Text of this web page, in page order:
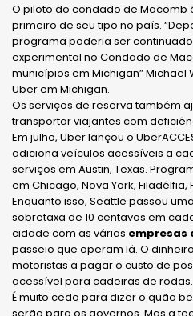
O piloto do condado de Macomb
primeiro de seu tipo no país.
programa poderia ser
experimental no Condado de
municípios em Michigan” Michael
Uber em Michigan.
Os serviços de reserva também
transportar viajantes com
Em julho, Uber lançou o
adiciona veículos acessíveis a
serviços em Austin, Texas.
em Chicago, Nova York, Filadélfia,
Enquanto isso, Seattle passou
sobretaxa de 10 centavos em
cidade com as várias empresas
passeio que operam lá. O
motoristas a pagar o custo de
acessível para cadeiras de rodas.
É muito cedo para dizer o quão